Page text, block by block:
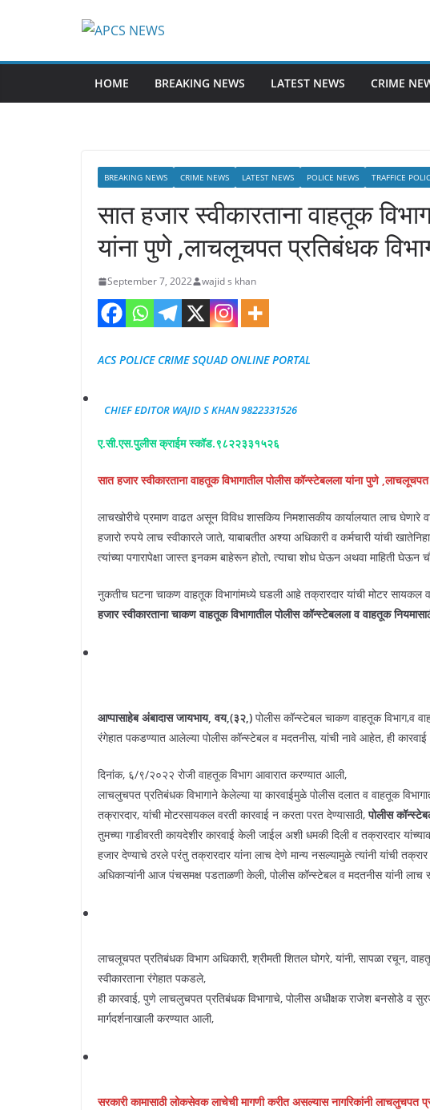
HOME BREAKING NEWS LATEST NEWS CRIME
BREAKING NEWS CRIME NEWS LATEST NEWS POLICE NEWS TRAFFICE
सात हजार स्वीकारताना वाहतूक
यांना पुणे ,लाचलूचपत प्रतिबंधक
September 7, 2022 wajid s khan
ACS POLICE CRIME SQUAD ONLINE PORTAL
CHIEF EDITOR WAJID S KHAN 9822331526
ए.सी.एस.पुलीस क्राईम स्कॉड.९८२२३३१५२६
सात हजार स्वीकारताना वाहतूक विभागातील पोलीस कॉन्स्टेबलला यांना पुणे
लाचखोरीचे प्रमाण वाढत असून विविध शासकिय निमशासकीय कार्यालयात लाच
हजारो रुपये लाच स्वीकारले जाते, याबाबतीत अश्या अधिकारी व कर्मचारी यांची
त्यांच्या पगारापेक्षा जास्त इनकम बाहेरून होतो, त्याचा शोध घेऊन अथवा माहिती
नुकतीच घटना चाकण वाहतूक विभागांमध्ये घडली आहे तक्रारदार यांची मोटर सायकल
हजार स्वीकारताना चाकण वाहतूक विभागातील पोलीस कॉन्स्टेबलला व वाहतूक
आप्पासाहेब अंबादास जायभाय, वय,(३२,) पोलीस कॉन्स्टेबल चाकण वाहतूक विभाग,व
रंगेहात पकडण्यात आलेल्या पोलीस कॉन्स्टेबल व मदतनीस, यांची नावे आहेत, ही कारवाई
दिनांक, ६/९/२०२२ रोजी वाहतूक विभाग आवारात करण्यात आली,
लाचलुचपत प्रतिबंधक विभागाने केलेल्या या कारवाईमुळे पोलीस दलात व वाहतूक
तक्रारदार, यांची मोटरसायकल वरती कारवाई न करता परत देण्यासाठी,पोलीस
तुमच्या गाडीवरती कायदेशीर कारवाई केली जाईल अशी धमकी दिली व तक्रारदार
हजार देण्याचे ठरले परंतु तक्रारदार यांना लाच देणे मान्य नसल्यामुळे त्यांनी यांची
अधिकाऱ्यांनी आज पंचसमक्ष पडताळणी केली, पोलीस कॉन्स्टेबल व मदतनीस यांनी
लाचलूचपत प्रतिबंधक विभाग अधिकारी, श्रीमती शितल घोगरे, यांनी, सापळा रचून,
स्वीकारताना रंगेहात पकडले,
ही कारवाई, पुणे लाचलुचपत प्रतिबंधक विभागाचे, पोलीस अधीक्षक राजेश बनसोडे व
मार्गदर्शनाखाली करण्यात आली,
सरकारी कामासाठी लोकसेवक लाचेची मागणी करीत असल्यास नागरिकांनी